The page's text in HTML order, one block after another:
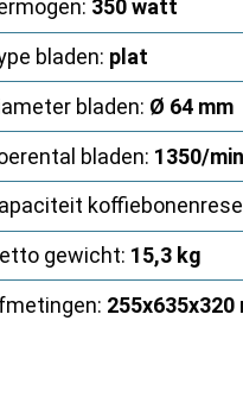
350 watt
bladen: plat
bladen: Ø 64 mm
bladen: 1350/
gewicht: 15,3 kg
255x635x320